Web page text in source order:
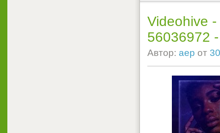
Videohive
56036972
Автор: aep от